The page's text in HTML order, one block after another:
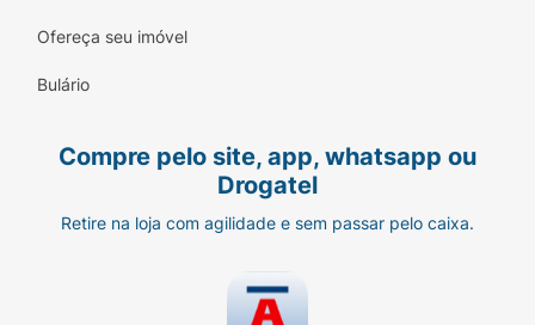
Ofereça seu imóvel
Bulário
Compre pelo site, app, whatsapp ou
Drogatel
Retire na loja com agilidade e sem passar pelo caixa.